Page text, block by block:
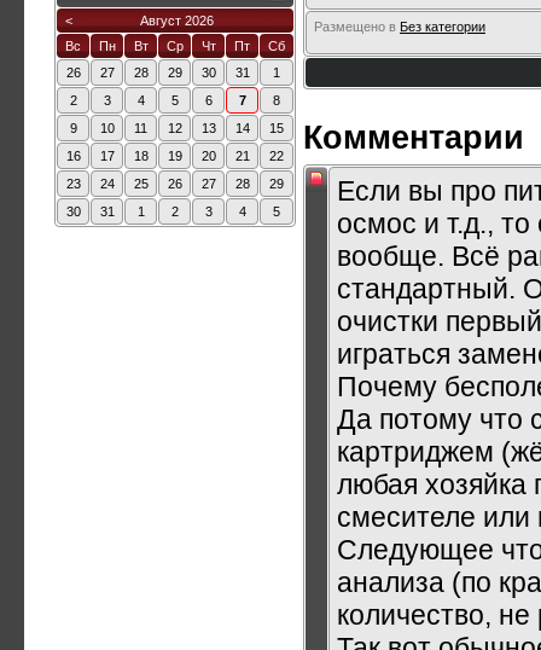
Размещено в Без категории
Комментарии
Если вы про
осмос и т.д.,
вообще. Всё
стандартный.
очистки
играться
Почему
Да потому что
картриджем
любая хозяйка
смесителе или
Следующее что
анализа (по
количество,
<
Август 2026
Вс
Пн Вт Ср Чт Пт
Сб
26
27 28 29 30 31
1
2
3 4 5 6 7
8
9
10 11 12 13 14
15
16
17 18 19 20 21
22
23
24 25 26 27 28
29
30
31 1 2 3 4 5